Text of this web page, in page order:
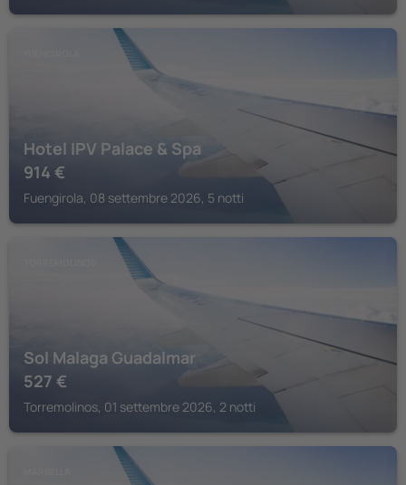
Hotel IPV Palace & Spa
914 €
Fuengirola, 08 settembre 2026, 5 notti
Sol Malaga Guadalmar
527 €
Torremolinos, 01 settembre 2026, 2 notti